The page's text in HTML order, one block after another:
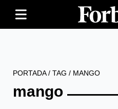
PORTADA/ TAG / MANGO
mango